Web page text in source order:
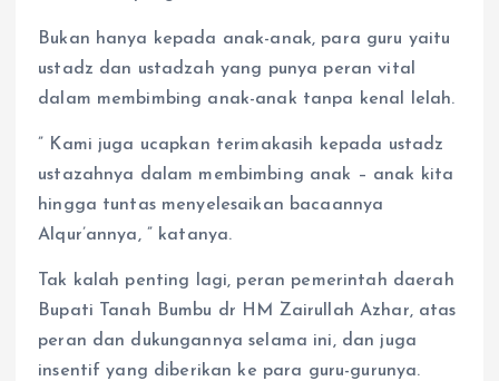
Bukan hanya kepada anak-anak, para guru yaitu
ustadz dan ustadzah yang punya peran vital
dalam membimbing anak-anak tanpa kenal lelah.
” Kami juga ucapkan terimakasih kepada ustadz
ustazahnya dalam membimbing anak – anak kita
hingga tuntas menyelesaikan bacaannya
Alqur’annya, ” katanya.
Tak kalah penting lagi, peran pemerintah daerah
Bupati Tanah Bumbu dr HM Zairullah Azhar, atas
peran dan dukungannya selama ini, dan juga
insentif yang diberikan ke para guru-gurunya.